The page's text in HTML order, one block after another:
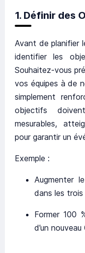
1. Définir des
Avant de planifier
identifier les
Souhaitez-vous
vos équipes à de
simplement
objectifs
mesurables,
pour garantir un
Exemple :
Augmenter
dans les
Former 100
d’un nouveau